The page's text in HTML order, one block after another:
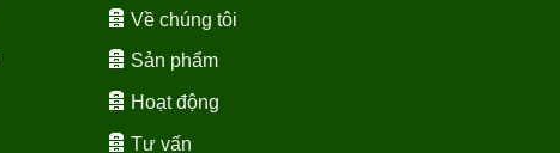
Về chúng tôi
Sản phẩm
Hoạt động
Tư vấn